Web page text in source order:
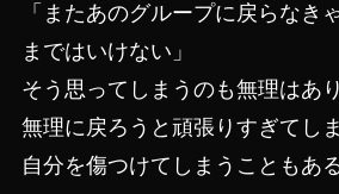
「またあのグループに戻らなき
まではいけない」
そう思ってしまうのも無理はあ
無理に戻ろうと頑張りすぎてし
自分を傷つけてしまうこともあ